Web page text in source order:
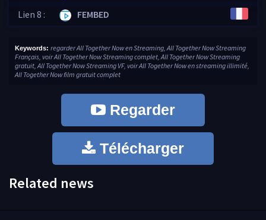
Lien 8 :
FEMBED
Keywords: regarder All Together Now en Streaming, All Together Now Streaming
Français, voir All Together Now Streaming complet, All Together Now Streaming
gratuit, All Together Now Streaming VF, voir All Together Now en streaming illimité,
All Together Now film gratuit complet
Regarder
Télécharger
Related news